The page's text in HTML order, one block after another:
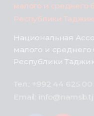
Национальная
малого и среднего
Республики